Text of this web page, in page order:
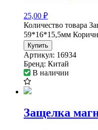
25,00 ₽
Количество товара
59*16*15,5мм
Купить
Артикул: 16934
Бренд: Китай
В наличии
Защелка